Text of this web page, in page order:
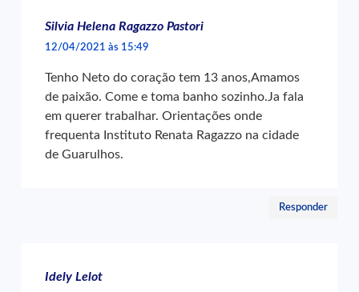
Silvia Helena Ragazzo Pastori
12/04/2021 às 15:49
Tenho Neto do coração tem 13 anos,Amamos
de paixão. Come e toma banho sozinho.Ja fala
em querer trabalhar. Orientações onde
frequenta Instituto Renata Ragazzo na cidade
de Guarulhos.
Responder
Idely Lelot